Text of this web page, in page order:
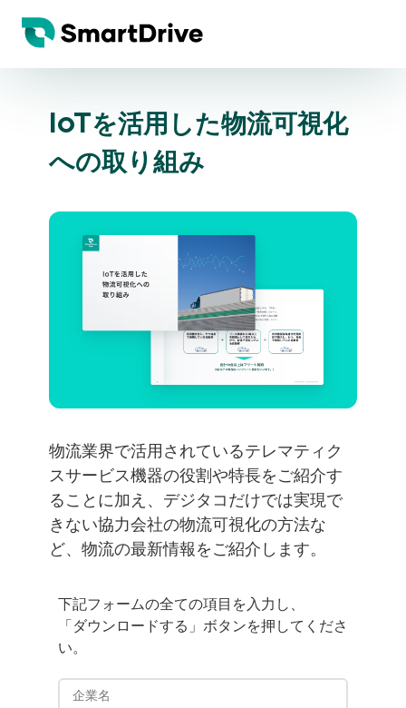
IoTを活用した物流可視化
への取り組み
物流業界で活用されているテレマティク
スサービス機器の役割や特長をご紹介す
ることに加え、デジタコだけでは実現で
きない協力会社の物流可視化の方法な
ど、物流の最新情報をご紹介します。
下記フォームの全ての項目を入力し、
「ダウンロードする」ボタンを押してくださ
い。